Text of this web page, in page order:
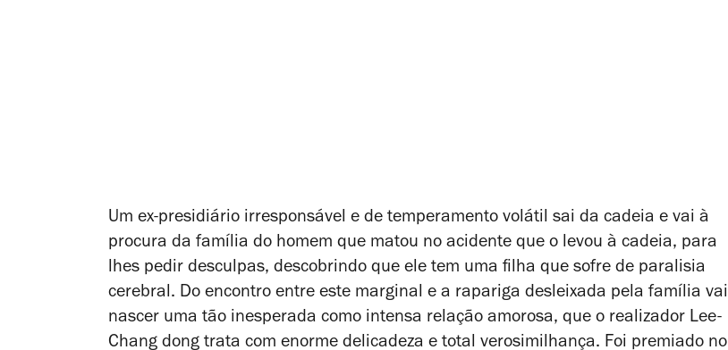
Um ex-presidiário irresponsável e de temperamento volátil sai da cadeia e vai à
procura da família do homem que matou no acidente que o levou à cadeia, para
lhes pedir desculpas, descobrindo que ele tem uma filha que sofre de paralisia
cerebral. Do encontro entre este marginal e a rapariga desleixada pela família vai
nascer uma tão inesperada como intensa relação amorosa, que o realizador Lee-
Chang dong trata com enorme delicadeza e total verosimilhança. Foi premiado no